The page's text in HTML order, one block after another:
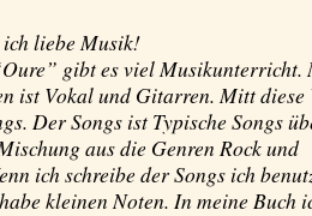
liebe Musik!
gibt es viel Musikunterricht.
ist Vokal und Gitarren. Mitt diese
Der Songs ist Typische Songs
aus die Genren Rock und
ich schreibe der Songs ich
kleinen Noten. In meine Buch